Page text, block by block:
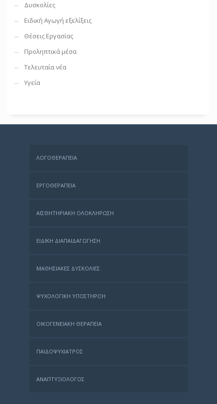
Δυσκολίες
Ειδική Αγωγή εξελίξεις
Θέσεις Εργασίας
Προληπτικά μέσα
Τελευταία νέα
Υγεία
ΛΟΓΟΘΕΡΑΠΕΊΑ
ΕΡΓΟΘΕΡΑΠΕΊΑ
ΑΙΣΘΗΤΗΡΙΑΚΉ ΟΛΟΚΛΉΡΩΣΗ
ΕΙΔΙΚΉ ΔΙΑΠΑΙΔΑΓΏΓΗΣΗ
ΜΑΘΗΣΙΑΚΈΣ ΔΥΣΚΟΛΊΕΣ
ΨΥΧΟΛΟΓΙΚΉ ΥΠΟΣΤΉΡΙΞΗ
ΟΙΚΟΓΕΝΕΙΑΚΉ ΘΕΡΑΠΕΊΑ
ΠΑΙΔΟΨΥΧΊΑΤΡΟΣ
ΑΝΑΠΤΥΞΙΟΛΌΓΟΣ